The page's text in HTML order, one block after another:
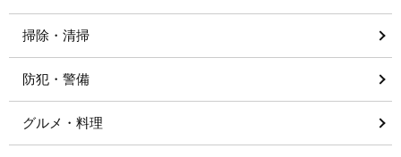
掃除・清掃
防犯・警備
グルメ・料理